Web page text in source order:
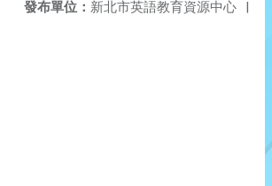
發布單位： 新北市英語教育資源中心 |